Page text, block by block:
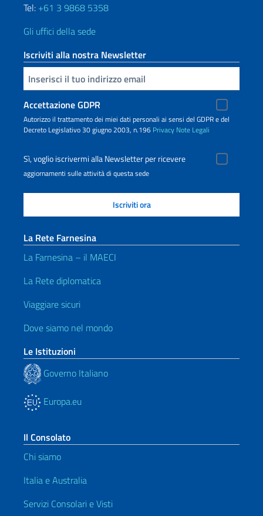
Tel: +61 3 9868 5358
Gli uffici della sede
Iscriviti alla nostra Newsletter
Inserisci la tua email
Accettazione GDPR
Autorizzo il trattamento dei miei dati personali ai sensi del GDPR e del
Decreto Legislativo 30 giugno 2003, n.196 Privacy Note Legali
Sì, voglio iscrivermi alla Newsletter per ricevere
aggiornamenti sulle attività di questa sede
La Rete Farnesina
La Farnesina – il MAECI
La Rete diplomatica
Viaggiare sicuri
Dove siamo nel mondo
Le Istituzioni
Governo Italiano
Europa.eu
Il Consolato
Chi siamo
Italia e Australia
Servizi Consolari e Visti